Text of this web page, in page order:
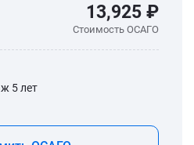
13,925 ₽
Стоимость ОСАГО
5 лет